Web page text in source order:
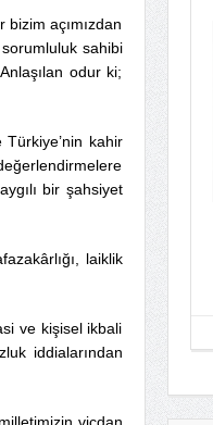
bizim açımızdan
sahibi
odur ki;
Türkiye’nin kahir
bir şahsiyet
laiklik
ve kişisel ikbali
iddialarından